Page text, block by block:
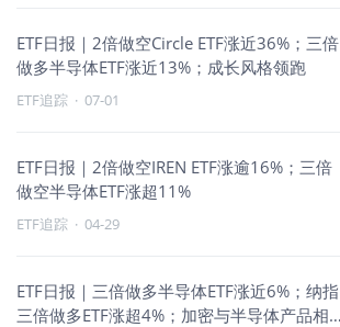
ETF日报｜2倍做空Circle ETF涨近36%；三倍
做多半导体ETF涨近13%；成长风格领跑
ETF追踪 · 07-01
ETF日报｜2倍做空IREN ETF涨逾16%；三倍
做空半导体ETF涨超11%
ETF追踪 · 04-29
ETF日报｜三倍做多半导体ETF涨近6%；纳指
三倍做多ETF涨超4%；加密与半导体产品相